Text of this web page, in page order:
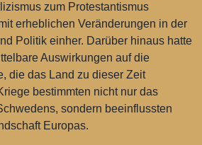
zum Protestantismus
erheblichen Veränderungen in der
Politik einher. Darüber hinaus hatte
Auswirkungen auf die
die das Land zu dieser Zeit
bestimmten nicht nur das
sondern beeinflussten
Europas.